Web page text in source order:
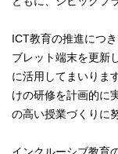
ICT教育の推進につ
ブレット端末を更新
に活用してまいりま
けの研修を計画的に
の高い授業づくりに